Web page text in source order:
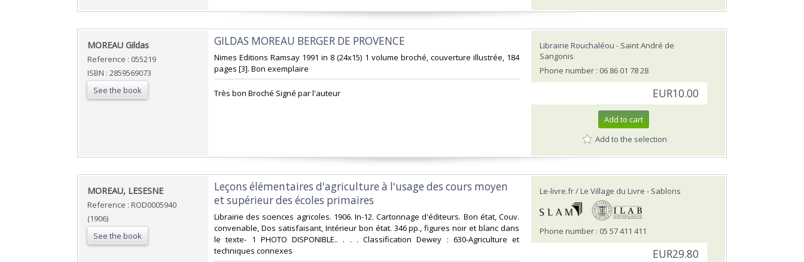
‎MOREAU Gildas ‎
Reference : 055219
ISBN : 2859569073
See the book
‎GILDAS MOREAU BERGER DE PROVENCE ‎
‎Nimes Editions Ramsay 1991 in 8 (24x15) 1 volume broché, couverture illustrée, 184
pages [3]. Bon exemplaire ‎
‎Très bon Broché Signé par l'auteur ‎
Librairie Rouchaléou - Saint André de
Sangonis
Phone number : 06 86 01 78 28
EUR10.00
Add to cart
Add to the selection
‎MOREAU, LESESNE‎
Reference : ROD0005940
(1906)
See the book
‎Leçons élémentaires d'agriculture à l'usage des cours moyen
et supérieur des écoles primaires‎
‎Librairie des sciences agricoles. 1906. In-12. Cartonnage d'éditeurs. Bon état, Couv.
convenable, Dos satisfaisant, Intérieur bon état. 346 pp., figures noir et blanc dans
le texte- 1 PHOTO DISPONIBLE.. . . . Classification Dewey : 630-Agriculture et
techniques connexes‎
Le-livre.fr / Le Village du Livre - Sablons
Phone number : 05 57 411 411
EUR29.80